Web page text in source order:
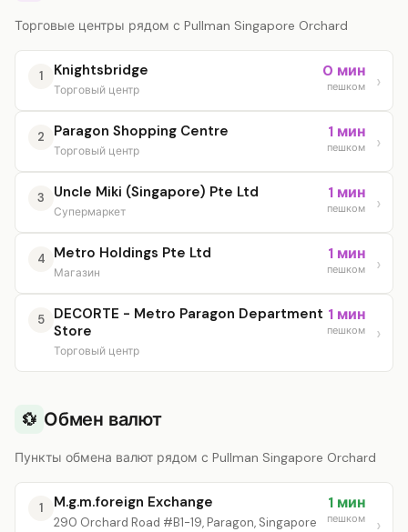
Торговые центры рядом с Pullman Singapore Orchard
1 Knightsbridge
Торговый центр
0 мин
пешком
2 Paragon Shopping Centre
Торговый центр
1 мин
пешком
3 Uncle Miki (Singapore) Pte Ltd
Супермаркет
1 мин
пешком
4 Metro Holdings Pte Ltd
Магазин
1 мин
пешком
5
DECORTE - Metro Paragon Department
Store
Торговый центр
1 мин
пешком
💱 Обмен валют
Пункты обмена валют рядом с Pullman Singapore Orchard
1 M.g.m.foreign Exchange
290 Orchard Road #B1-19, Paragon, Singapore
1 мин
пешком